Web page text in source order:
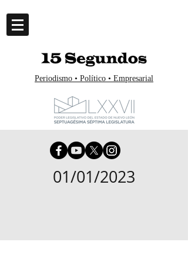
Periodismo • Político • Empresarial
01/01/2023